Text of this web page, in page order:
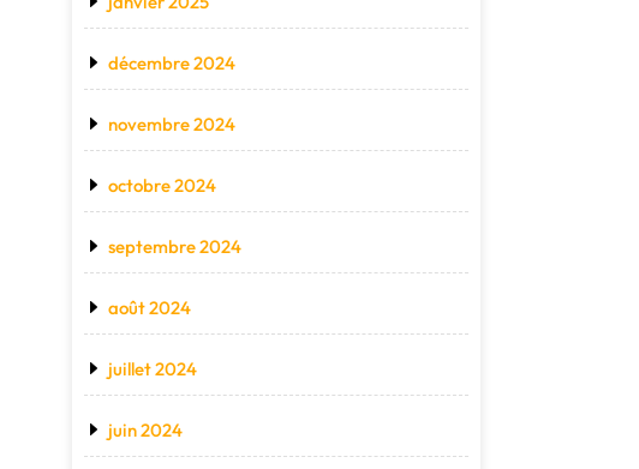
décembre 2024
novembre 2024
octobre 2024
septembre 2024
août 2024
juillet 2024
juin 2024